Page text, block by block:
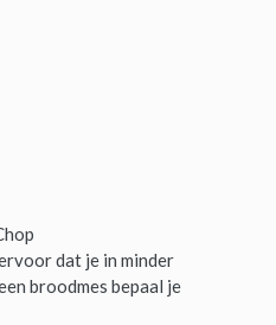
dat je in minder
broodmes bepaal je